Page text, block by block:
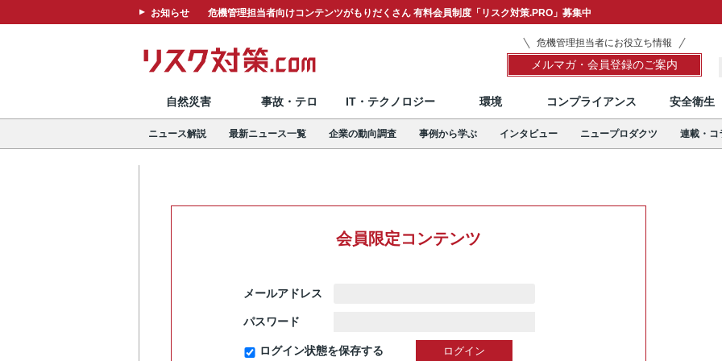
お知らせ 危機管理担当者向けコンテンツがもりだくさん 有料会員制度「リスク対策.PRO」募集中
危機管理担当者にお役立ち情報
メルマガ・会員登録のご案内
自然災害 事故・テロ IT・テクノロジー 環境 コンプライアンス 安全衛生
ニュース解説 最新ニュース一覧 企業の動向調査 事例から学ぶ インタビュー ニュープロダクツ 連載・コ
会員限定コンテンツ
メールアドレス
パスワード
ログイン状態を保存する